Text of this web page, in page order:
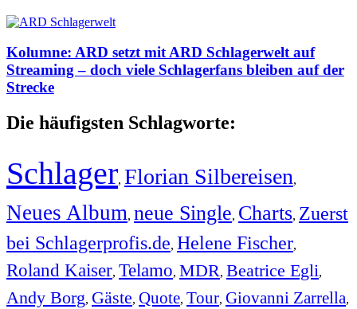
Kolumne: ARD setzt mit ARD Schlagerwelt auf
Streaming – doch viele Schlagerfans bleiben auf der
Strecke
Die häufigsten Schlagworte:
Schlager, Florian Silbereisen,
Neues Album, neue Single, Charts, Zuerst
bei Schlagerprofis.de, Helene Fischer,
Roland Kaiser, Telamo, MDR, Beatrice Egli,
Andy Borg, Gäste, Quote, Tour, Giovanni Zarrella,